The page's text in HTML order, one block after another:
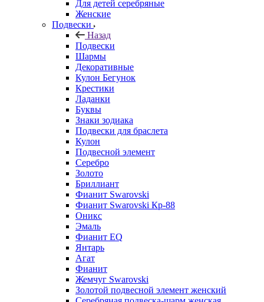
Для детей серебряные
Женские
Подвески
Назад
Подвески
Шармы
Декоративные
Кулон Бегунок
Крестики
Ладанки
Буквы
Знаки зодиака
Подвески для браслета
Кулон
Подвесной элемент
Серебро
Золото
Бриллиант
Фианит Swarovski
Фианит Swarovski Кр-88
Оникс
Эмаль
Фианит EQ
Янтарь
Агат
Фианит
Жемчуг Swarovski
Золотой подвесной элемент женcкий